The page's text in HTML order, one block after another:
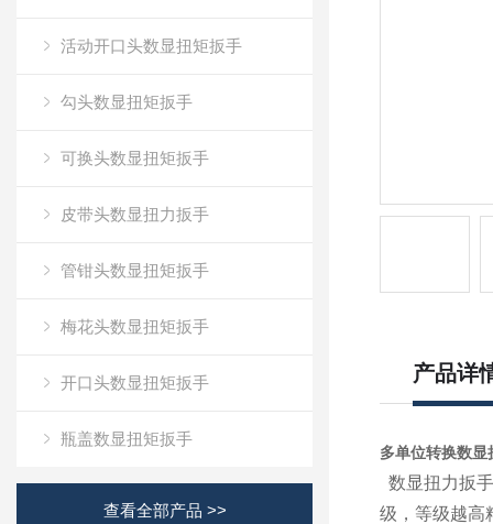
活动开口头数显扭矩扳手
勾头数显扭矩扳手
可换头数显扭矩扳手
皮带头数显扭力扳手
管钳头数显扭矩扳手
梅花头数显扭矩扳手
开口头数显扭矩扳手
瓶盖数显扭矩扳手
查看全部产品 >>
产品详
多单位转换数
数显扭力扳
级，等级越高